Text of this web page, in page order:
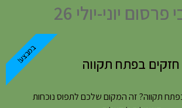
פרסום יוני-יולי 26
חזקים בפתח תקווה
תקווה? זה המקום שלכם לתפוס נוכחות
במבצע!